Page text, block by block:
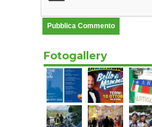
Fotogallery